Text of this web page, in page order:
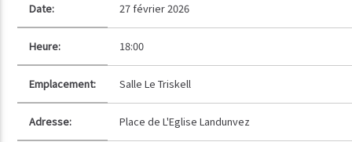
Date: 27 février 2026
Heure: 18:00
Emplacement: Salle Le Triskell
Adresse: Place de L'Eglise Landunvez